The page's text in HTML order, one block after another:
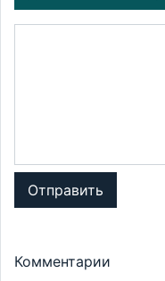
Отправить
Комментарии